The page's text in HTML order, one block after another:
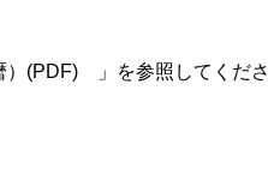
）(PDF) 」を参照してくださ